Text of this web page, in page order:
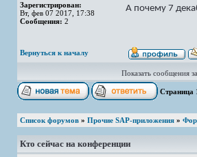
Зарегистрирован:
Вт, фев 07 2017, 17:38
Сообщения: 2
А почему 7
Вернуться к началу
Показать сообщения
Страница
Список форумов » Прочие SAP-приложения »
Кто сейчас на конференции